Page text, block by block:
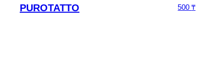
PUROTATTO
500₸